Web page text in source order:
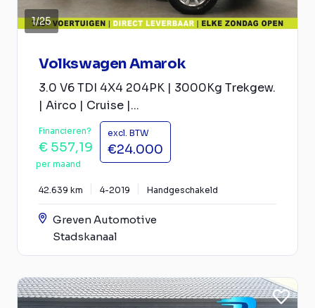
1/25
Volkswagen Amarok
3.0 V6 TDI 4X4 204PK | 3000Kg Trekgew.
| Airco | Cruise |...
Financieren?
€ 557,19
per maand
excl. BTW
€24.000
42.639 km 4-2019 Handgeschakeld
Greven Automotive
Stadskanaal